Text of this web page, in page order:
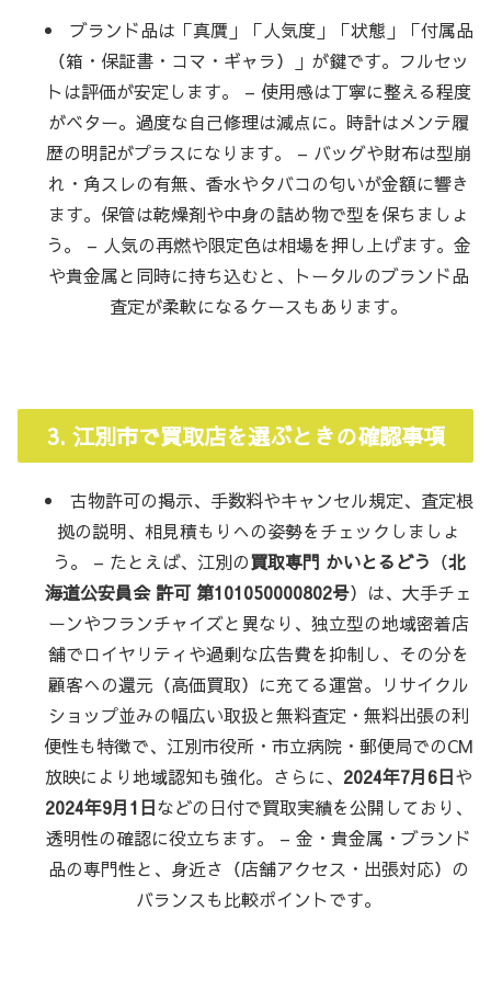
ブランド品は「真贋」「人気度」「状態」「付属品
（箱・保証書・コマ・ギャラ）」が鍵です。フルセッ
トは評価が安定します。 – 使用感は丁寧に整える程度
がベター。過度な自己修理は減点に。時計はメンテ履
歴の明記がプラスになります。 – バッグや財布は型崩
れ・角スレの有無、香水やタバコの匂いが金額に響き
ます。保管は乾燥剤や中身の詰め物で型を保ちましょ
う。 – 人気の再燃や限定色は相場を押し上げます。金
や貴金属と同時に持ち込むと、トータルのブランド品
査定が柔軟になるケースもあります。
3. 江別市で買取店を選ぶときの確認事項
古物許可の掲示、手数料やキャンセル規定、査定根
拠の説明、相見積もりへの姿勢をチェックしましょ
う。 – たとえば、江別の買取専門 かいとるどう （北
海道公安員会 許可 第101050000802号）は、大手チェ
ーンやフランチャイズと異なり、独立型の地域密着店
舗でロイヤリティや過剰な広告費を抑制し、その分を
顧客への還元（高価買取）に充てる運営。リサイクル
ショップ並みの幅広い取扱と無料査定・無料出張の利
便性も特徴で、江別市役所・市立病院・郵便局でのCM
放映により地域認知も強化。さらに、 2024年7月6日や
2024年9月1日などの日付で買取実績を公開しており、
透明性の確認に役立ちます。 – 金・貴金属・ブランド
品の専門性と、身近さ（店舗アクセス・出張対応）の
バランスも比較ポイントです。